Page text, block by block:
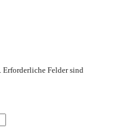
Erforderliche Felder sind